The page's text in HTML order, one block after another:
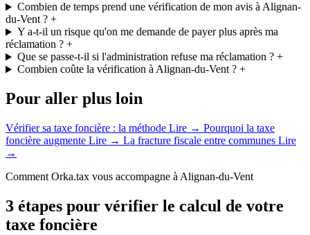
Combien de temps prend une vérification de mon avis à Alignan-
du-Vent ? +
Y a-t-il un risque qu'on me demande de payer plus après ma
réclamation ? +
Que se passe-t-il si l'administration refuse ma réclamation ?+
Combien coûte la vérification à Alignan-du-Vent ?+
Pour aller plus loin
Vérifier sa taxe foncière : la méthode Lire → Pourquoi la taxe
foncière augmente Lire → La fracture fiscale entre communes Lire
→
Comment Orka.tax vous accompagne à Alignan-du-Vent
3 étapes pour vérifier le calcul de votre
taxe foncière